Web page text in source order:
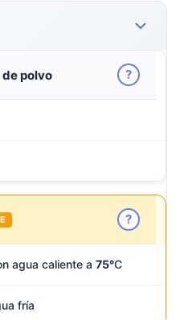
polvo ?
?
agua caliente a 75°C
fría